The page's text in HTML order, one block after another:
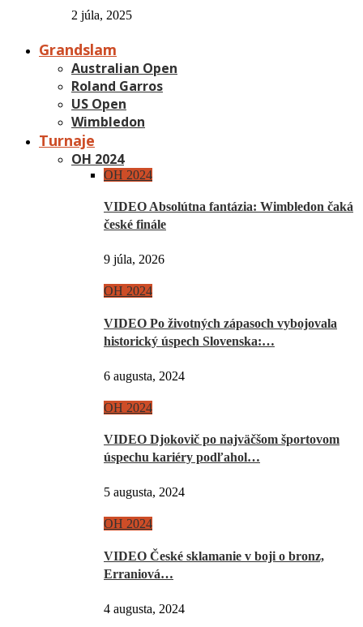
2 júla, 2025
Grandslam
Australian Open
Roland Garros
US Open
Wimbledon
Turnaje
OH 2024
OH 2024
VIDEO Absolútna fantázia: Wimbledon čaká
české finále
9 júla, 2026
OH 2024
VIDEO Po životných zápasoch vybojovala
historický úspech Slovenska:…
6 augusta, 2024
OH 2024
VIDEO Djokovič po najväčšom športovom
úspechu kariéry podľahol…
5 augusta, 2024
OH 2024
VIDEO České sklamanie v boji o bronz,
Erraniová…
4 augusta, 2024